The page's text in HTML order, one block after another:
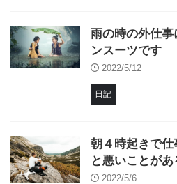
雨の時の外仕事
ンスーツです
2022/5/12
日記
朝４時起きで仕
と悪いことがあ
2022/5/6